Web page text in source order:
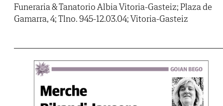
Funeraria & Tanatorio Albia Vitoria-Gasteiz; Plaza de
Gamarra, 4; Tlno. 945-12.03.04; Vitoria-Gasteiz